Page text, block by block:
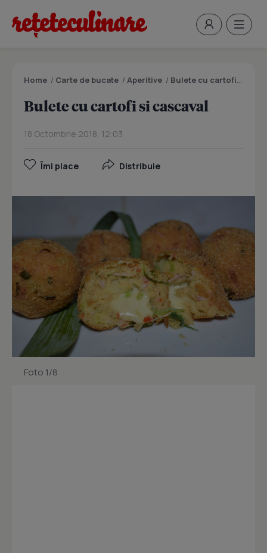
Home / Carte de bucate / Aperitive / Bulete cu cartofi si cascaval
Bulete cu cartofi si cascaval
18 Octombrie 2018, 12:03
Îmi place Distribuie
Foto 1/8